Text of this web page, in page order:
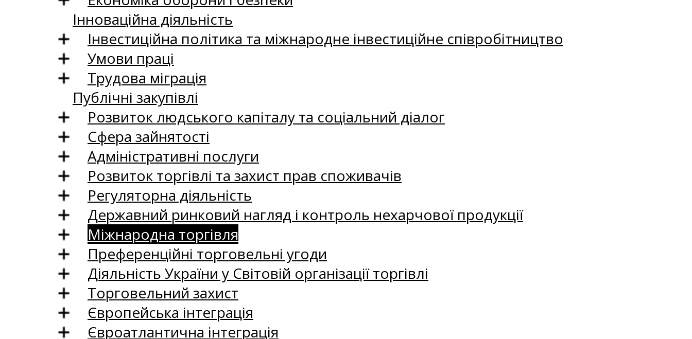
Інноваційна діяльність
Інвестиційна політика та міжнародне інвестиційне співробітництво
Умови праці
Трудова міграція
Публічні закупівлі
Розвиток людського капіталу та соціальний діалог
Сфера зайнятості
Адміністративні послуги
Розвиток торгівлі та захист прав споживачів
Регуляторна діяльність
Державний ринковий нагляд і контроль нехарчової продукції
Міжнародна торгівля
Преференційні торговельні угоди
Діяльність України у Світовій організації торгівлі
Торговельний захист
Європейська інтеграція
Євроатлантична інтеграція